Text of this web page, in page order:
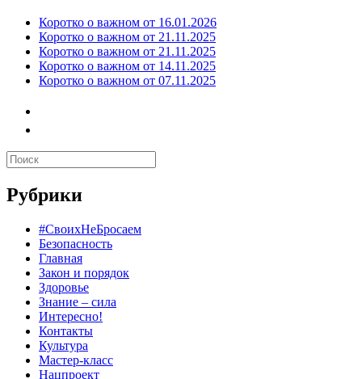
Коротко о важном от 16.01.2026
Коротко о важном от 21.11.2025
Коротко о важном от 21.11.2025
Коротко о важном от 14.11.2025
Коротко о важном от 07.11.2025
Рубрики
#СвоихНеБросаем
Безопасность
Главная
Закон и порядок
Здоровье
Знание – сила
Интересно!
Контакты
Культура
Мастер-класс
Нацпроект